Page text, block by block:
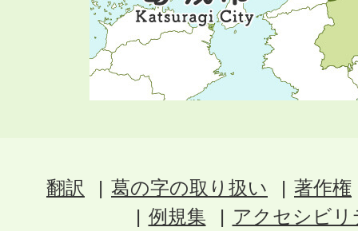
翻訳 葛の字の取り扱い
著作権
例規集
アクセシビ